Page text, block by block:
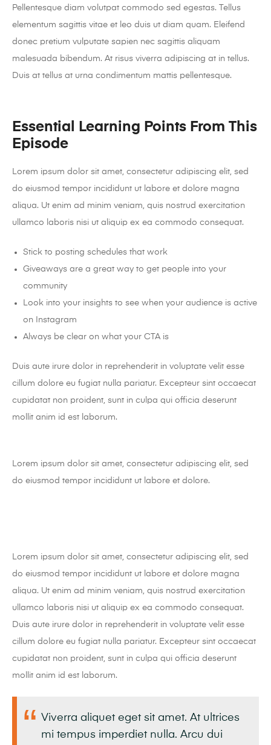
Pellentesque diam volutpat commodo sed egestas. Tellus
elementum sagittis vitae et leo duis ut diam quam. Eleifend
donec pretium vulputate sapien nec sagittis aliquam
malesuada bibendum. At risus viverra adipiscing at in tellus.
Duis at tellus at urna condimentum mattis pellentesque.
Essential Learning Points From This
Episode
Lorem ipsum dolor sit amet, consectetur adipiscing elit, sed
do eiusmod tempor incididunt ut labore et dolore magna
aliqua. Ut enim ad minim veniam, quis nostrud exercitation
ullamco laboris nisi ut aliquip ex ea commodo consequat.
Stick to posting schedules that work
Giveaways are a great way to get people into your
community
Look into your insights to see when your audience is active
on Instagram
Always be clear on what your CTA is
Duis aute irure dolor in reprehenderit in voluptate velit esse
cillum dolore eu fugiat nulla pariatur. Excepteur sint occaecat
cupidatat non proident, sunt in culpa qui officia deserunt
mollit anim id est laborum.
Lorem ipsum dolor sit amet, consectetur adipiscing elit, sed
do eiusmod tempor incididunt ut labore et dolore.
Lorem ipsum dolor sit amet, consectetur adipiscing elit, sed
do eiusmod tempor incididunt ut labore et dolore magna
aliqua. Ut enim ad minim veniam, quis nostrud exercitation
ullamco laboris nisi ut aliquip ex ea commodo consequat.
Duis aute irure dolor in reprehenderit in voluptate velit esse
cillum dolore eu fugiat nulla pariatur. Excepteur sint occaecat
cupidatat non proident, sunt in culpa qui officia deserunt
mollit anim id est laborum.
Viverra aliquet eget sit amet. At ultrices
mi tempus imperdiet nulla. Arcu dui